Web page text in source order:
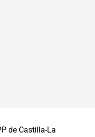
de Castilla-La